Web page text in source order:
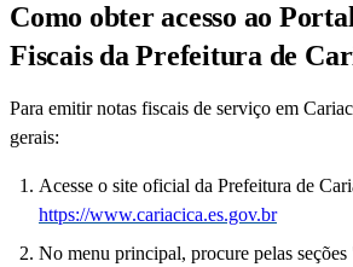
Como obter acesso ao
Fiscais da Prefeitura de
Para emitir notas fiscais de serviço em
gerais:
Acesse o site oficial da Prefeitura de
https://www.cariacica.es.gov.br
No menu principal, procure pelas